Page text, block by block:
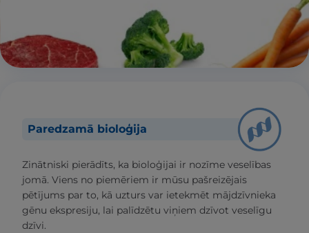
Paredzamā bioloģija
Zinātniski pierādīts, ka bioloģijai ir nozīme veselības
jomā. Viens no piemēriem ir mūsu pašreizējais
pētījums par to, kā uzturs var ietekmēt mājdzīvnieka
gēnu ekspresiju, lai palīdzētu viņiem dzīvot veselīgu
dzīvi.